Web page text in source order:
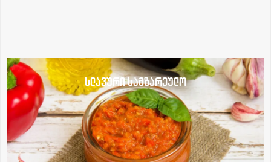
სლავური სამზარეულო